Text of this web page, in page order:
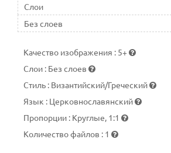
Слои
Без слоев
Качество изображения : 5+
Слои : Без слоев
Стиль : Византийский/Греческий
Язык : Церковнославянский
Пропорции : Круглые, 1:1
Количество файлов : 1